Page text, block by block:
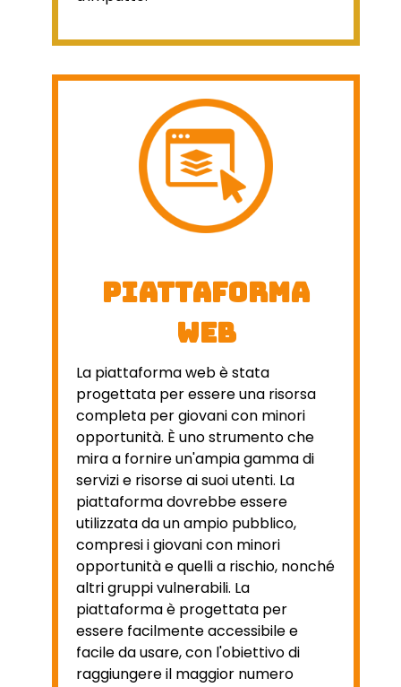
Piattaforma
web
La piattaforma web è stata
progettata per essere una risorsa
completa per giovani con minori
opportunità. È uno strumento che
mira a fornire un'ampia gamma di
servizi e risorse ai suoi utenti. La
piattaforma dovrebbe essere
utilizzata da un ampio pubblico,
compresi i giovani con minori
opportunità e quelli a rischio, nonché
altri gruppi vulnerabili. La
piattaforma è progettata per
essere facilmente accessibile e
facile da usare, con l'obiettivo di
raggiungere il maggior numero